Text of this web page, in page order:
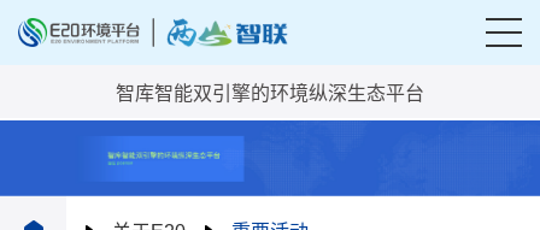
智库智能双引擎的环境纵深生态平台